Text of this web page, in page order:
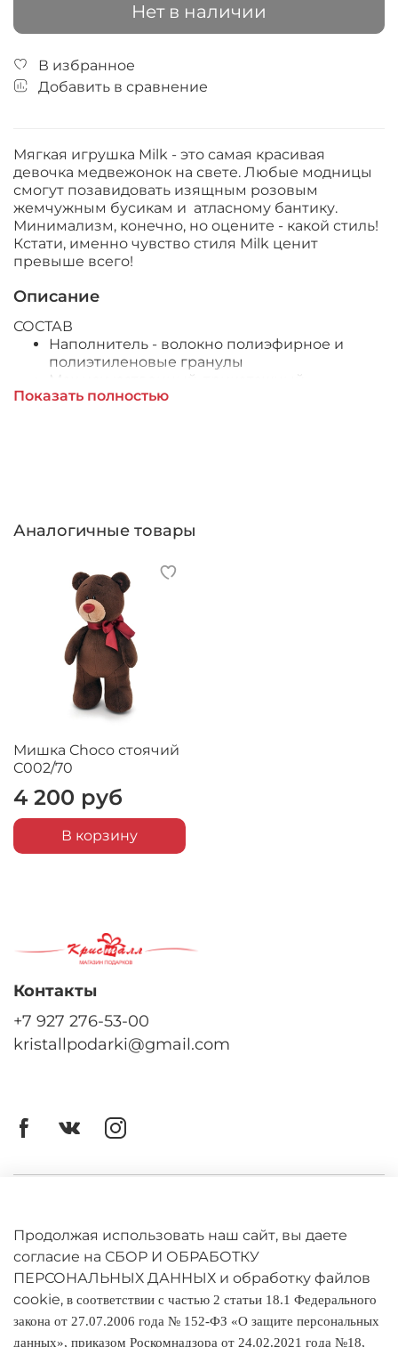
Нет в наличии
В избранное
Добавить в сравнение
Мягкая игрушка Milk - это самая красивая
девочка медвежонок на свете. Любые модницы
смогут позавидовать изящным розовым
жемчужным бусикам и атласному бантику.
Минимализм, конечно, но оцените - какой стиль!
Кстати, именно чувство стиля Milk ценит
превыше всего!
Описание
СОСТАВ
Наполнитель - волокно полиэфирное и
полиэтиленовые гранулы
Мех искусственный, трикотажный
Фурнитура из пластмассы
Показать полностью
Аналогичные товары
Мишка Choco стоячий
C002/70
4 200 руб
В корзину
Оферта
Политика конфиденциальности
Оплата и доставка
Контакты
+7 927 276-53-00
kristallpodarki@gmail.com
Продолжая использовать наш сайт, вы даете
согласие на СБОР И ОБРАБОТКУ
ПЕРСОНАЛЬНЫХ ДАННЫХ и обработку файлов
cookie, в соответствии с частью 2 статьи 18.1 Федерального
закона от 27.07.2006 года № 152-ФЗ «О защите персональных
данных», приказом Роскомнадзора от 24.02.2021 года №18,